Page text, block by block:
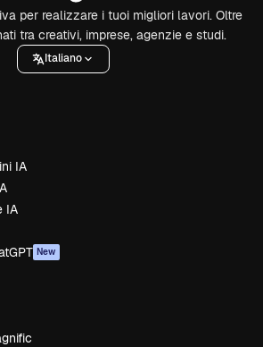
per realizzare i tuoi migliori lavori. Oltre
tra creativi, imprese, agenzie e studi.
Italiano
IA
IA
New